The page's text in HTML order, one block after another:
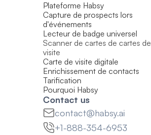
Plateforme Habsy
Capture de prospects lors
d'événements
Lecteur de badge universel
Scanner de cartes de cartes de
visite
Carte de visite digitale
Enrichissement de contacts
Tarification
Pourquoi Habsy
Contact us
contact@habsy.ai
+1-888-354-6953